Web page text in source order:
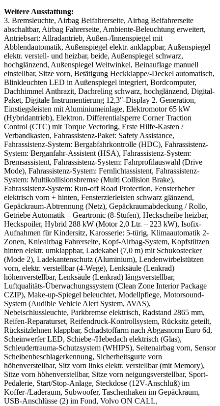
Weitere Ausstattung:
3. Bremsleuchte, Airbag Beifahrerseite, Airbag Beifahrerseite
abschaltbar, Airbag Fahrerseite, Ambiente-Beleuchtung erweitert,
Antriebsart: Allradantrieb, Außen-/Innenspiegel mit
Abblendautomatik, Außenspiegel elektr. anklappbar, Außenspiegel
elektr. verstell- und heizbar, beide, Außenspiegel schwarz,
hochglänzend, Außenspiegel Weitwinkel, Beinauflage manuell
einstellbar, Sitze vorn, Betätigung Heckklappe/-Deckel automatisch,
Blinkleuchten LED in Außenspiegel integriert, Bordcomputer,
Dachhimmel Anthrazit, Dachreling schwarz, hochglänzend, Digital-
Paket, Digitale Instrumentierung 12,3″-Display 2. Generation,
Einstiegsleisten mit Aluminiumeinlage, Elektromotor 65 kW
(Hybridantrieb), Elektron. Differentialsperre Corner Traction
Control (CTC) mit Torque Vectoring, Erste Hilfe-Kasten /
Verbandkasten, Fahrassistenz-Paket: Safety Assistance,
Fahrassistenz-System: Bergabfahrkontrolle (HDC), Fahrassistenz-
System: Berganfahr-Assistent (HSA), Fahrassistenz-System:
Bremsassistent, Fahrassistenz-System: Fahrprofilauswahl (Drive
Mode), Fahrassistenz-System: Fernlichtassistent, Fahrassistenz-
System: Multikollisionsbremse (Multi Collision Brake),
Fahrassistenz-System: Run-off Road Protection, Fensterheber
elektrisch vorn + hinten, Fensterzierleisten schwarz glänzend,
Gepäckraum-Abtrennung (Netz), Gepäckraumabdeckung / Rollo,
Getriebe Automatik – Geartronic (8-Stufen), Heckscheibe heizbar,
Heckspoiler, Hybrid 288 kW (Motor 2,0 Ltr. – 223 kW), Isofix-
Aufnahmen für Kindersitz, Karosserie: 5-türig, Klimaautomatik 2-
Zonen, Knieairbag Fahrerseite, Kopf-Airbag-System, Kopfstützen
hinten elektr. umklappbar, Ladekabel (7,0 m) mit Schukostecker
(Mode 2), Ladekantenschutz (Aluminium), Lendenwirbelstützen
vorn, elektr. verstellbar (4-Wege), Lenksäule (Lenkrad)
höhenverstellbar, Lenksäule (Lenkrad) längsverstellbar,
Luftqualitäts-Überwachungssystem (Clean Zone Interior Package
CZIP), Make-up-Spiegel beleuchtet, Modellpflege, Motorsound-
System (Audible Vehicle Alert System, AVAS),
Nebelschlussleuchte, Parkbremse elektrisch, Radstand 2865 mm,
Reifen-Reparaturset, Reifendruck-Kontrollsystem, Rücksitz geteilt,
Rücksitzlehnen klappbar, Schadstoffarm nach Abgasnorm Euro 6d,
Scheinwerfer LED, Schiebe-/Hebedach elektrisch (Glas),
Schleudertrauma-Schutzsystem (WHIPS), Seitenairbag vorn, Sensor
Scheibenbeschlagerkennung, Sicherheitsgurte vorn
höhenverstellbar, Sitz vorn links elektr. verstellbar (mit Memory),
Sitze vorn höhenverstellbar, Sitze vorn neigungsverstellbar, Sport-
Pedalerie, Start/Stop-Anlage, Steckdose (12V-Anschluß) im
Koffer-/Laderaum, Subwoofer, Taschenhaken im Gepäckraum,
USB-Anschlüsse (2) im Fond, Volvo ON CALL,